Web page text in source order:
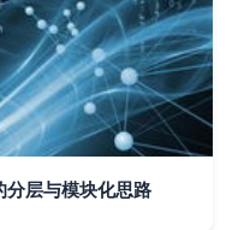
分层与模块化思路